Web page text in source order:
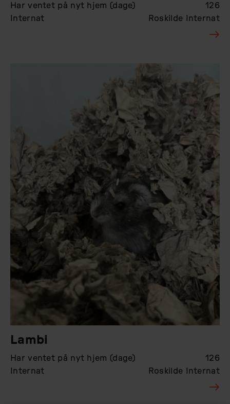
Har ventet på nyt hjem (dage)
126
Internat
Roskilde Internat
Lambi
Har ventet på nyt hjem (dage)
126
Internat
Roskilde Internat